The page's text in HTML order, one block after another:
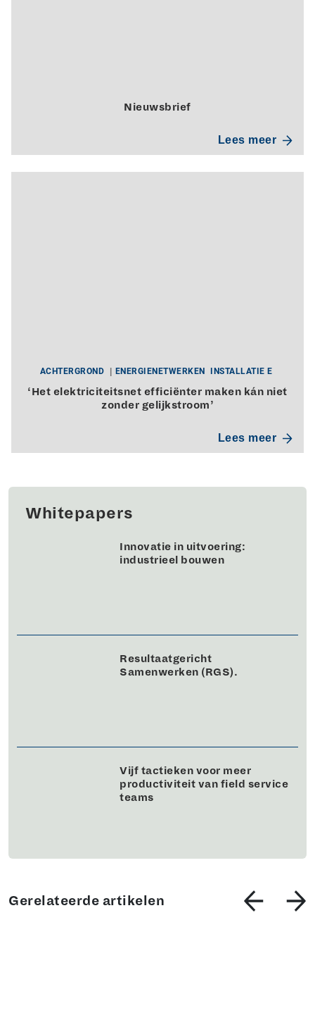
Nieuwsbrief
Lees meer
ACHTERGROND ENERGIENETWERKEN INSTALLATIE E
‘Het elektriciteitsnet efficiënter maken kán niet
zonder gelijkstroom’
Lees meer
Whitepapers
Innovatie in uitvoering:
industrieel bouwen
Resultaatgericht
Samenwerken (RGS).
Vijf tactieken voor meer
productiviteit van field service
teams
Gerelateerde artikelen